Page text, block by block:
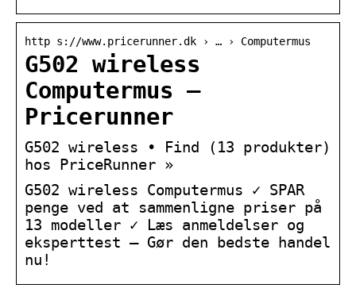
http s://www.pricerunner.dk › … › Computermus
G502 wireless
Computermus –
Pricerunner
G502 wireless • Find (13 produkter)
hos PriceRunner »
G502 wireless Computermus ✓ SPAR
penge ved at sammenligne priser på
13 modeller ✓ Læs anmeldelser og
eksperttest – Gør den bedste handel
nu!